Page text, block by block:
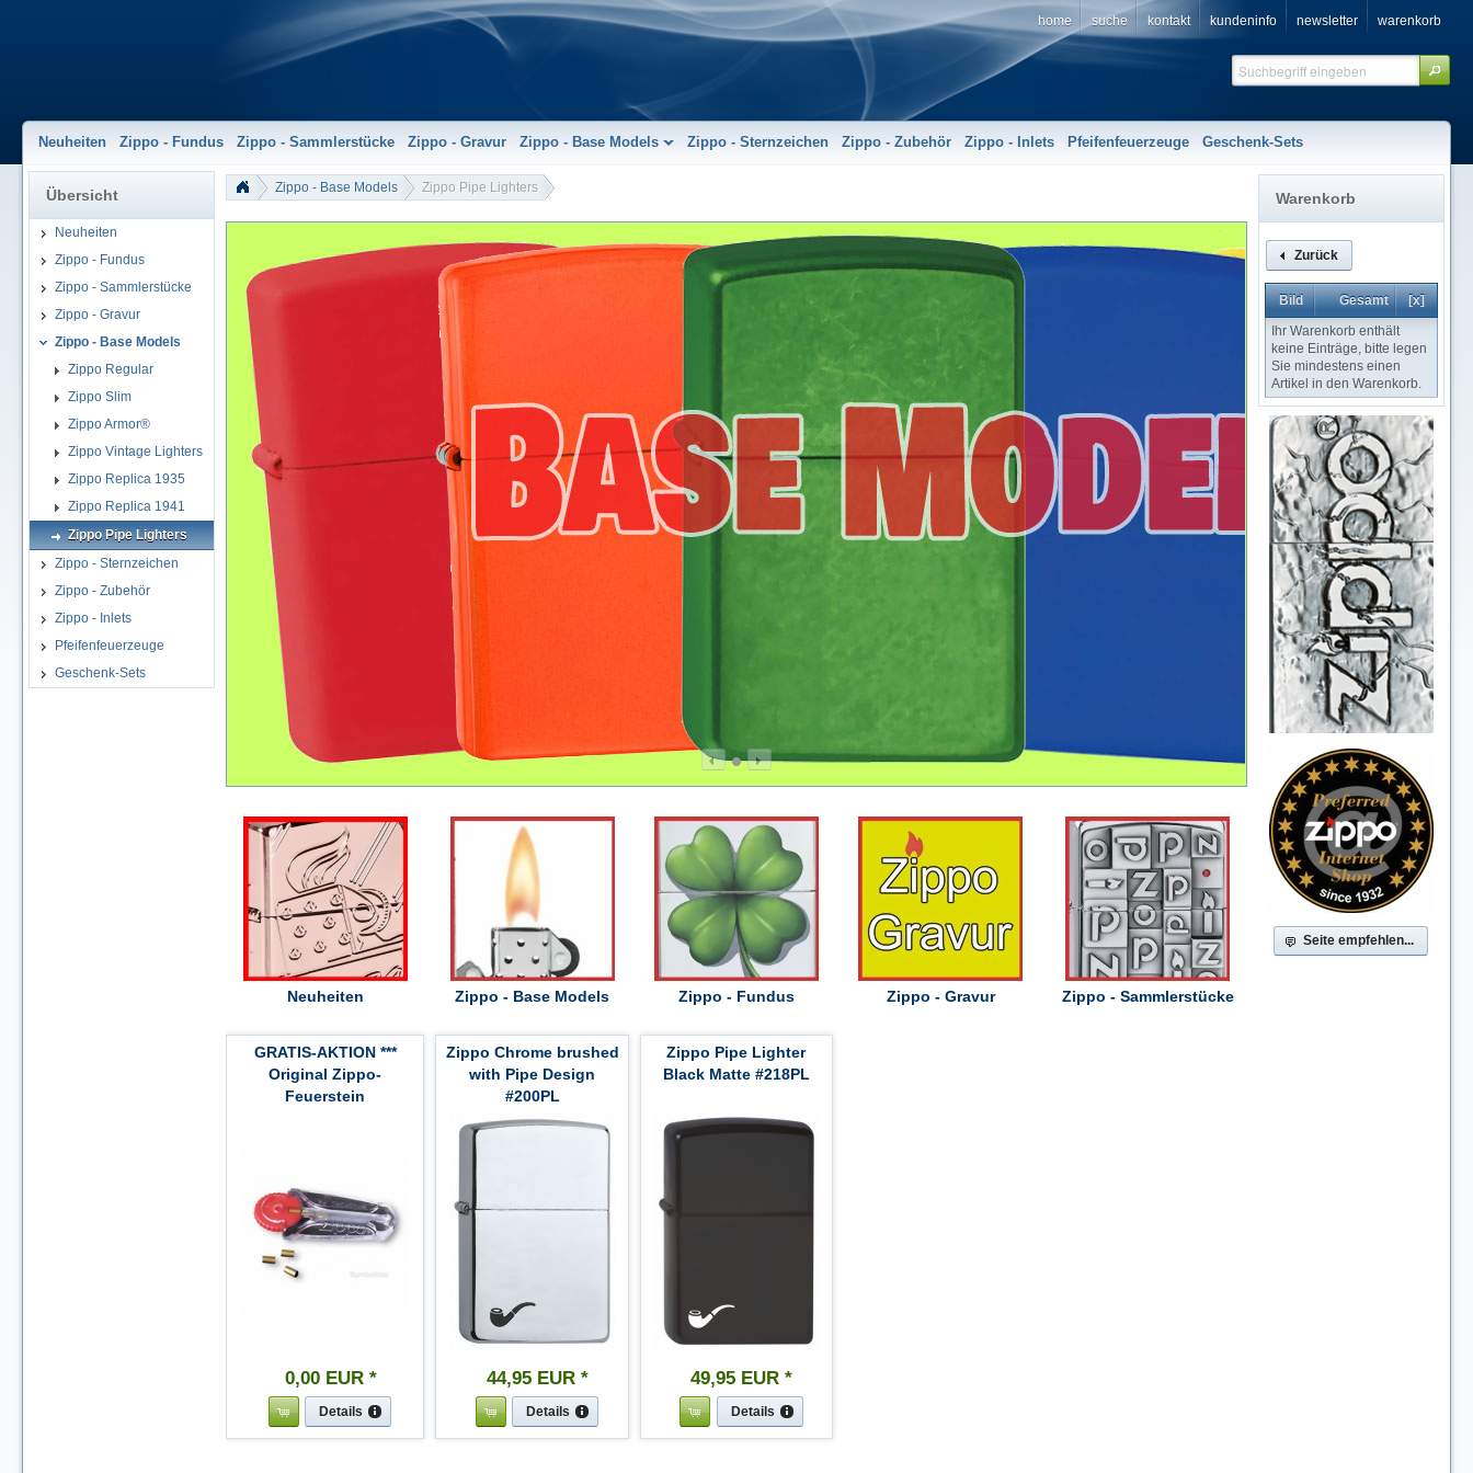
home suche kontakt kundeninfo newsletter warenkorb
Neuheiten Zippo - Fundus Zippo - Sammlerstücke Zippo - Gravur Zippo - Base Models Zippo - Sternzeichen Zippo - Zubehör Zippo - Inlets Pfeifenfeuerzeuge Geschenk-Sets
Übersicht
Neuheiten
Zippo - Fundus
Zippo - Sammlerstücke
Zippo - Gravur
Zippo - Base Models
Zippo Regular
Zippo Slim
Zippo Armor®
Zippo Vintage Lighters
Zippo Replica 1935
Zippo Replica 1941
Zippo Pipe Lighters
Zippo - Sternzeichen
Zippo - Zubehör
Zippo - Inlets
Pfeifenfeuerzeuge
Geschenk-Sets
Warenkorb
Zurück
Bild Gesamt
[x]
Ihr Warenkorb enthält
keine Einträge, bitte legen
Sie mindestens einen
Artikel in den Warenkorb.
Seite empfehlen...
Zippo - Base Models Zippo Pipe Lighters
Neuheiten Zippo - Base Models Zippo - Fundus Zippo - Gravur Zippo - Sammlerstücke
GRATIS-AKTION ***
Original Zippo-
Feuerstein
0,00 EUR*
Details
Zippo Chrome brushed
with Pipe Design
#200PL
44,95 EUR *
Details
Zippo Pipe Lighter
Black Matte #218PL
49,95 EUR *
Details